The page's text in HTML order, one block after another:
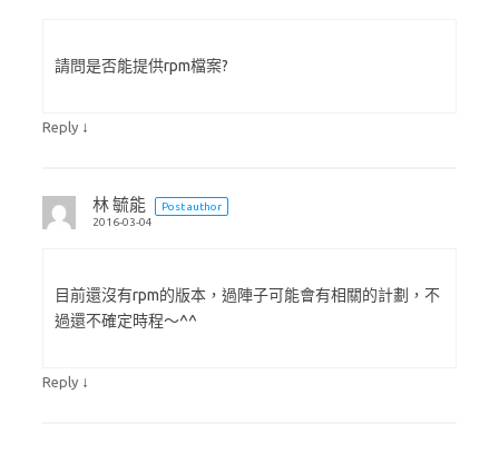
請問是否能提供rpm檔案?
Reply ↓
林 毓能
Post author
2016-03-04
目前還沒有rpm的版本，過陣子可能會有相關的計劃，不
過還不確定時程～^^
Reply ↓